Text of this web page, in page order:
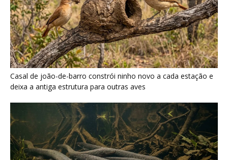
Casal de joão-de-barro constrói ninho novo a cada estação e
deixa a antiga estrutura para outras aves